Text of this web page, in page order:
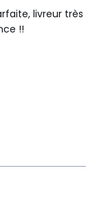
livreur très
!!